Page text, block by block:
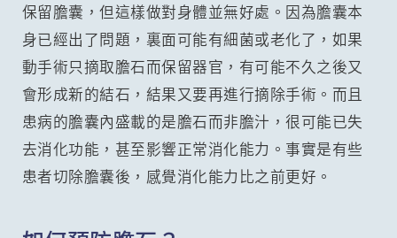
保留膽囊，但這樣做對身體並無好處。因為膽囊本
身已經出了問題，裏面可能有細菌或老化了，如果
動手術只摘取膽石而保留器官，有可能不久之後又
會形成新的結石，結果又要再進行摘除手術。而且
患病的膽囊內盛載的是膽石而非膽汁，很可能已失
去消化功能，甚至影響正常消化能力。事實是有些
患者切除膽囊後，感覺消化能力比之前更好。